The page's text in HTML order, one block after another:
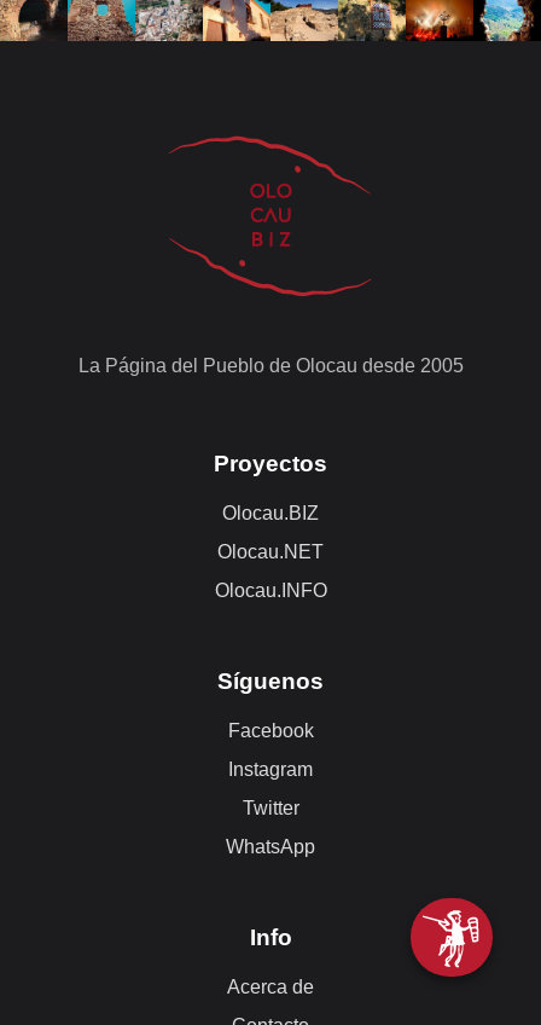
La Página del Pueblo de Olocau desde 2005
Proyectos
Olocau.BIZ
Olocau.NET
Olocau.INFO
Síguenos
Facebook
Instagram
Twitter
WhatsApp
Info
Acerca de